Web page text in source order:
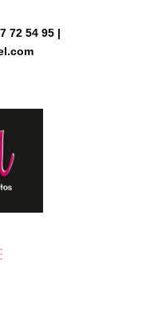
72 54 95 |